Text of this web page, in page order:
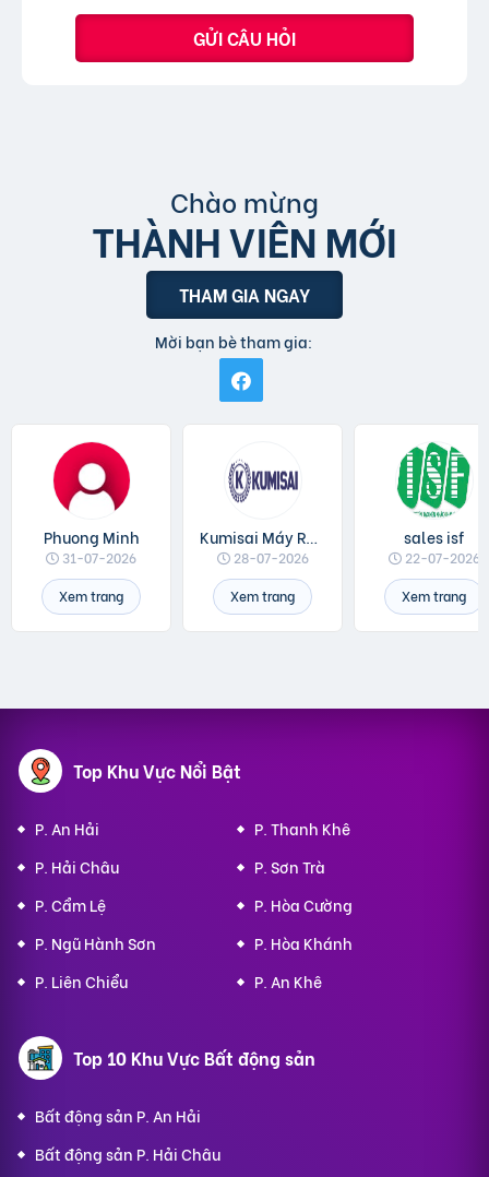
GỬI CÂU HỎI
Chào mừng
THÀNH VIÊN MỚI
THAM GIA NGAY
Mời bạn bè tham gia:
Phuong Minh
31-07-2026
Xem trang
Kumisai Máy Rửa Xe
28-07-2026
Xem trang
sales isf
22-07-2026
Xem trang
Top Khu Vực Nổi Bật
P. An Hải
P. Thanh Khê
P. Hải Châu
P. Sơn Trà
P. Cẩm Lệ
P. Hòa Cường
P. Ngũ Hành Sơn
P. Hòa Khánh
P. Liên Chiểu
P. An Khê
Top 10 Khu Vực Bất động sản
Bất động sản P. An Hải
Bất động sản P. Hải Châu